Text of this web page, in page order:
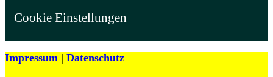
Cookie Einstellungen
Impressum | Datenschutz